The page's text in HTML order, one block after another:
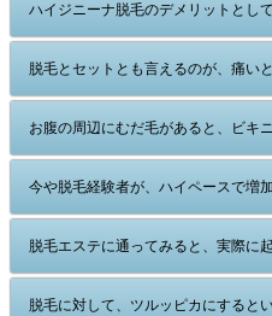
ハイジニーナ脱毛のデメリットとし
脱毛とセットとも言えるのが、痛い
お腹の周辺にむだ毛があると、ビキ
今や脱毛経験者が、ハイペースで増
脱毛エステに通ってみると、実際に
脱毛に対して、ツルッピカにすると